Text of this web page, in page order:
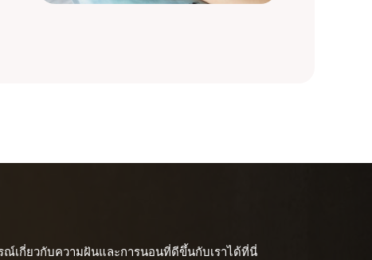
ณ์เกี่ยวกับความฝันและการนอนที่ดีขึ้นกับเราได้ที่นี่